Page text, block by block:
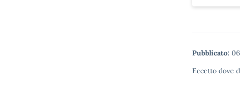
Pubblicato:
Eccetto dove